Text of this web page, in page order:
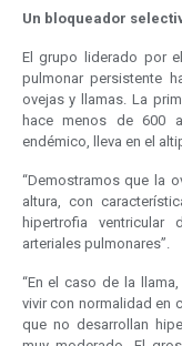
Un bloqueador
El grupo liderado por
pulmonar persistente
ovejas y llamas. La
hace menos de 600
endémico, lleva en el
“Demostramos que la
altura, con
hipertrofia
arteriales pulmonares”.
“En el caso de la
vivir con normalidad en
que no desarrollan